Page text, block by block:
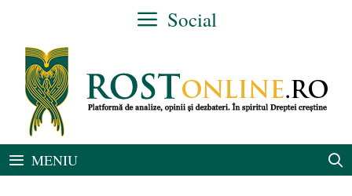
conținut
Social
MENIU